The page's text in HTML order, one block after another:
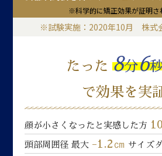
※科学的に矯正効果が証明さ
※試験実施：2020年10月 株式
たった 8分6
で効果を実
顔が小さくなったと実感した方
頭部周囲径 最大 -1.2㎝ サイズ